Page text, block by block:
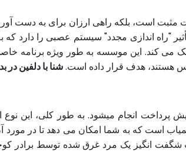
مثبت است، بلکه راهی ارزان برای به دست
"راه اندازی مجدد" سیستم عصبی را دارد
می کند. این موسسه به طور ویژه برنامه
هستند، هدف قرار داده است.شنا با دلفین در
پرداخت انجام میشود. به طور کلی، این
است که به شما امکان می دهد تا در مورد
شگفت انگیز یک مرد غرق شده توسط برادر